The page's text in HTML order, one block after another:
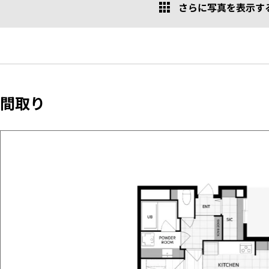
さらに写真を表示す
間取り